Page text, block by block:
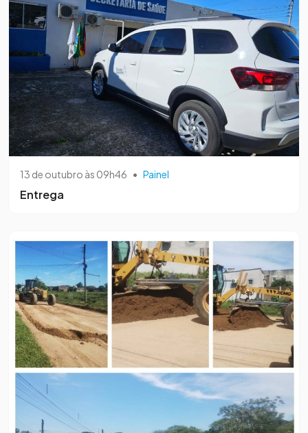
13 de outubro às 09h46 • Painel
Entrega